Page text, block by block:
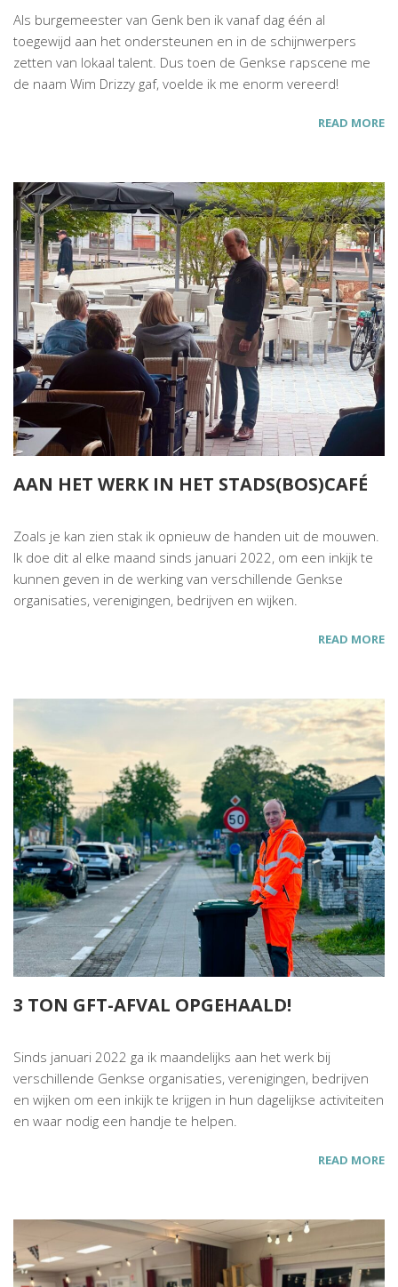
Als burgemeester van Genk ben ik vanaf dag één al
toegewijd aan het ondersteunen en in de schijnwerpers
zetten van lokaal talent. Dus toen de Genkse rapscene me
de naam Wim Drizzy gaf, voelde ik me enorm vereerd!
READ MORE
AAN HET WERK IN HET STADS(BOS)CAFÉ
Zoals je kan zien stak ik opnieuw de handen uit de mouwen.
Ik doe dit al elke maand sinds januari 2022, om een inkijk te
kunnen geven in de werking van verschillende Genkse
organisaties, verenigingen, bedrijven en wijken.
READ MORE
3 TON GFT-AFVAL OPGEHAALD!
Sinds januari 2022 ga ik maandelijks aan het werk bij
verschillende Genkse organisaties, verenigingen, bedrijven
en wijken om een inkijk te krijgen in hun dagelijkse activiteiten
en waar nodig een handje te helpen.
READ MORE